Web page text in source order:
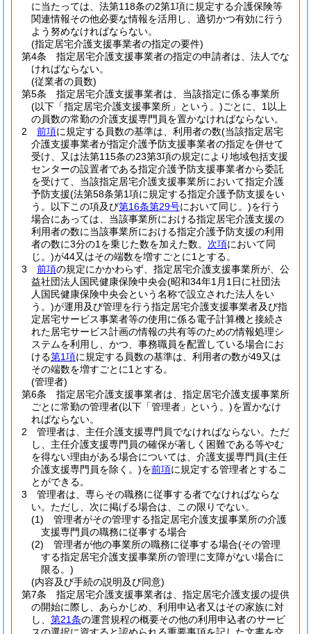
に当たっては、法第118条の2第1項に規定する介護保険等
関連情報その他必要な情報を活用し、適切かつ有効に行う
よう努めなければならない。
(指定居宅介護支援事業者の指定の要件)
第4条
指定居宅介護支援事業者の指定の申請者は、法人でな
ければならない。
(従業者の員数)
第5条
指定居宅介護支援事業者は、当該指定に係る事業所
(以下「指定居宅介護支援事業所」という。)ごとに、1以上
の員数の常勤の介護支援専門員を置かなければならない。
2
前項に規定する員数の基準は、利用者の数(当該指定居宅
介護支援事業者が指定介護予防支援事業者の指定を併せて
受け、又は法第115条の23第3項の規定により地域包括支援
センターの設置者である指定介護予防支援事業者から委託
を受けて、当該指定居宅介護支援事業所において指定介護
予防支援(法第58条第1項に規定する指定介護予防支援をい
う。以下この項及び第16条第29号において同じ。)を行う
場合にあっては、当該事業所における指定居宅介護支援の
利用者の数に当該事業所における指定介護予防支援の利用
者の数に3分の1を乗じた数を加えた数。 次項において同
じ。)が44又はその端数を増すごとに1とする。
3
前項の規定にかかわらず、指定居宅介護支援事業所が、公
益社団法人国民健康保険中央会(昭和34年1月1日に社団法
人国民健康保険中央会という名称で設立された法人をい
う。)が運用及び管理を行う指定居宅介護支援事業者及び指
定居宅サービス事業者等の使用に係る電子計算機と接続さ
れた居宅サービス計画の情報の共有等のための情報処理シ
ステムを利用し、かつ、事務職員を配置している場合にお
ける第1項に規定する員数の基準は、利用者の数が49又は
その端数を増すごとに1とする。
(管理者)
第6条
指定居宅介護支援事業者は、指定居宅介護支援事業所
ごとに常勤の管理者(以下「管理者」という。)を置かなけ
ればならない。
2
管理者は、主任介護支援専門員でなければならない。 ただ
し、主任介護支援専門員の確保が著しく困難である等やむ
を得ない理由がある場合については、介護支援専門員(主任
介護支援専門員を除く。)を前項に規定する管理者とするこ
とができる。
3
管理者は、専らその職務に従事する者でなければならな
い。 ただし、次に掲げる場合は、この限りでない。
(1)
管理者がその管理する指定居宅介護支援事業所の介護
支援専門員の職務に従事する場合
(2)
管理者が他の事業所の職務に従事する場合(その管理
する指定居宅介護支援事業所の管理に支障がない場合に
限る。)
(内容及び手続の説明及び同意)
第7条
指定居宅介護支援事業者は、指定居宅介護支援の提供
の開始に際し、あらかじめ、利用申込者又はその家族に対
し、 第21条の運営規程の概要その他の利用申込者のサービ